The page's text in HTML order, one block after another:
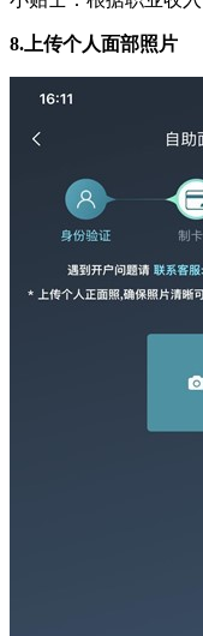
8.上传个人面部照片